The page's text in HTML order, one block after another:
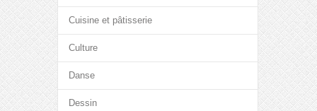
Cuisine et pâtisserie
Culture
Danse
Dessin